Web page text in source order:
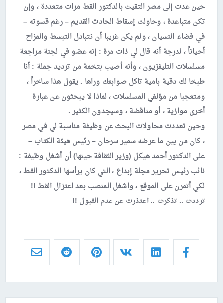
حين عدت إلى مصر التقيت بالدكتور القط مرات متعددة ، وإن
تكن متباعدة ، وحاولت إسقاط الحادث القديم – رغم قسوته –
في فضاء النسيان ، ولم يكن غريبا أن نتبادل التبسط والمزاح
أحياناً ، لدرجة أنه قال لي ذات مرة : إنه عضو في لجنة مراجعة
مسلسلات التليفزيون ، وأنه أصيب بتخمة من ترديد جملة : أنا
طبخا لك دقية بامية تاكل صوابعك وراها . يقول هذا ساخراً ،
ومتعجبا من مؤلفي المسلسلات ، لماذا لا يبحثون عن عبارة
أخرى موازية ، أو مناقضة ، وسيجدون الكثير .
وحين تعددت محاولات البحث عن وظيفة مناسبة لي في مصر
، كان من بين ما عرضه سمير سرحان – رئيس هيئة الكتاب –
على الدكتور أحمد هيكل (وزير الثقافة حينها) أن أشغل وظيفة :
نائب رئيس تحرير مجلة إبداع ، التي كان يرأسها الدكتور القط ،
لكي أتمرن على الموقع ، واشغل المنصب بعد اعتزال القط !!
ترددت .. تذكرت .. اعتذرت عن عدم القبول !!